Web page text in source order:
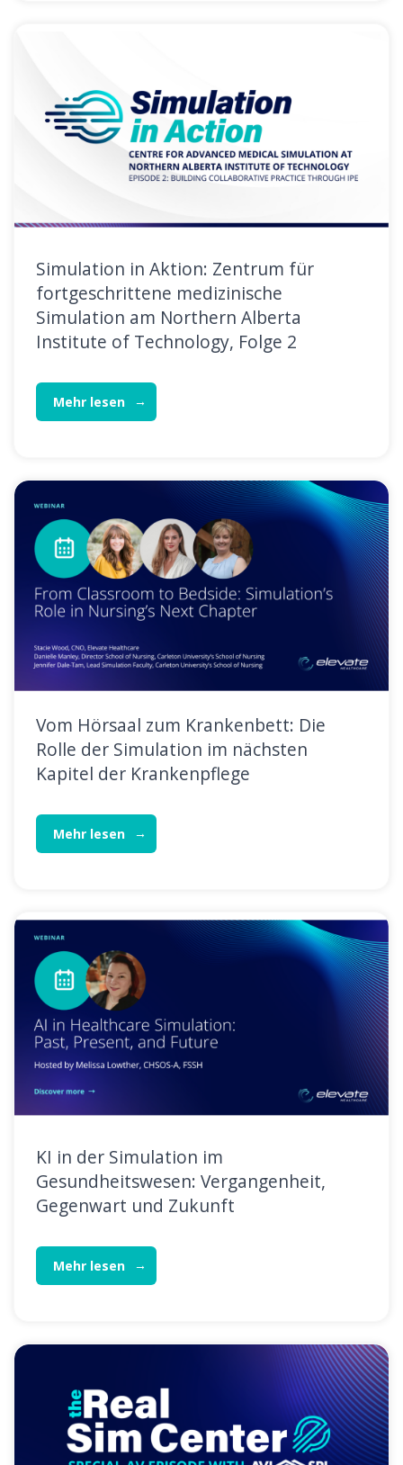
Simulation in Aktion: Zentrum für
fortgeschrittene medizinische
Simulation am Northern Alberta
Institute of Technology, Folge 2
Mehr lesen
Vom Hörsaal zum Krankenbett: Die
Rolle der Simulation im nächsten
Kapitel der Krankenpflege
Mehr lesen
KI in der Simulation im
Gesundheitswesen: Vergangenheit,
Gegenwart und Zukunft
Mehr lesen